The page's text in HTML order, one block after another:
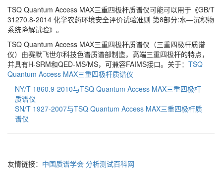
TSQ Quantum Access MAX三重四极杆质谱仪可能可以用于《GB/T
31270.8-2014 化学农药环境安全评价试验准则 第8部分:水―沉积物
系统降解试验》。
TSQ Quantum Access MAX三重四极杆质谱仪（三重四极杆质谱
仪）由赛默飞世尔科技色谱质谱部制造，高端三重四极杆的特点，
并具有H-SRM和QED-MS/MS，可兼容FAIMS接口。关于： TSQ
Quantum Access MAX三重四极杆质谱仪
NY/T 1860.9-2010与TSQ Quantum Access MAX三重四极杆
质谱仪
SN/T 1927-2007与TSQ Quantum Access MAX三重四极杆质
谱仪
友情链接： 中国质谱学会 分析测试百科网